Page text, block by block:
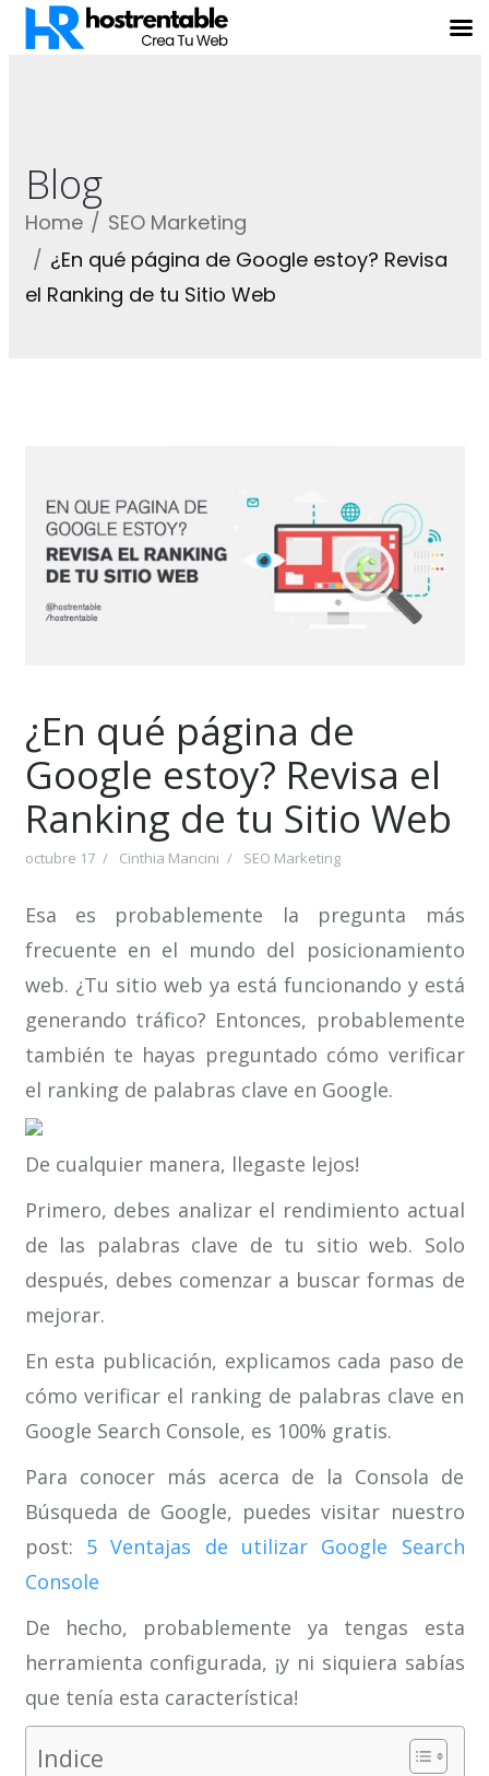
Blog
Home
SEO Marketing
¿En qué página de Google estoy? Revisa
el Ranking de tu Sitio Web
¿En qué página de
Google estoy? Revisa el
Ranking de tu Sitio Web
octubre 17 Cinthia Mancini SEO Marketing
Esa es probablemente la pregunta más
frecuente en el mundo del posicionamiento
web. ¿Tu sitio web ya está funcionando y está
generando tráfico? Entonces, probablemente
también te hayas preguntado cómo verificar
el ranking de palabras clave en Google.
De cualquier manera, llegaste lejos!
Primero, debes analizar el rendimiento actual
de las palabras clave de tu sitio web. Solo
después, debes comenzar a buscar formas de
mejorar.
En esta publicación, explicamos cada paso de
cómo verificar el ranking de palabras clave en
Google Search Console, es 100% gratis.
Para conocer más acerca de la Consola de
Búsqueda de Google, puedes visitar nuestro
post: 5 Ventajas de utilizar Google Search
Console
De hecho, probablemente ya tengas esta
herramienta configurada, ¡y ni siquiera sabías
que tenía esta característica!
Indice